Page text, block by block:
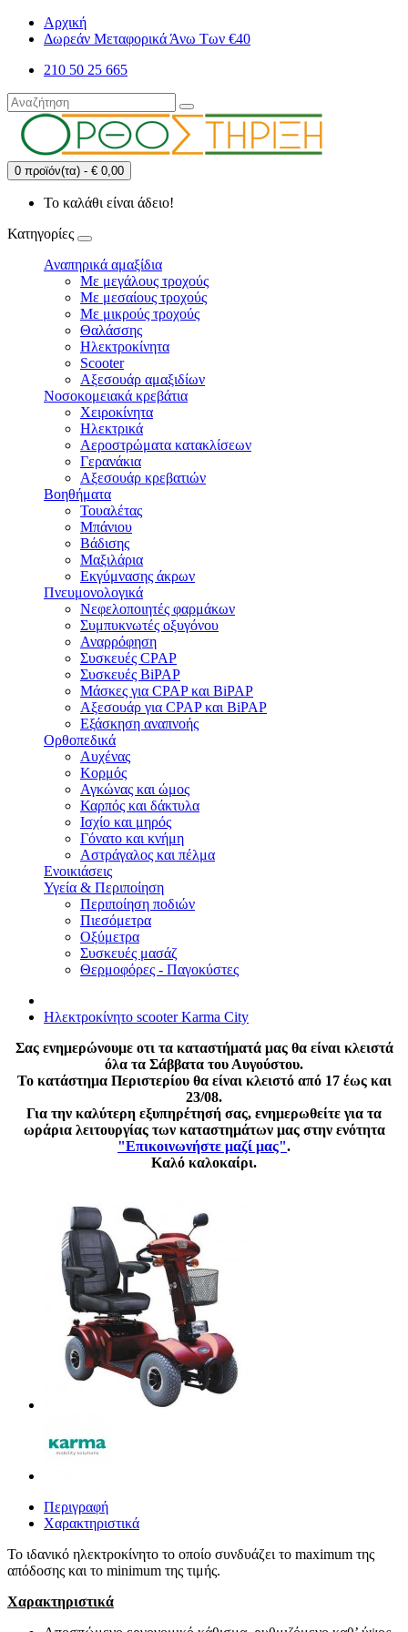
Αρχική
Δωρεάν Μεταφορικά Άνω Των €40
210 50 25 665
0 προϊόν(τα) - € 0,00
Το καλάθι είναι άδειο!
Κατηγορίες
Αναπηρικά αμαξίδια
Με μεγάλους τροχούς
Με μεσαίους τροχούς
Με μικρούς τροχούς
Θαλάσσης
Ηλεκτροκίνητα
Scooter
Αξεσουάρ αμαξιδίων
Νοσοκομειακά κρεβάτια
Χειροκίνητα
Ηλεκτρικά
Αεροστρώματα κατακλίσεων
Γερανάκια
Αξεσουάρ κρεβατιών
Βοηθήματα
Τουαλέτας
Μπάνιου
Βάδισης
Μαξιλάρια
Εκγύμνασης άκρων
Πνευμονολογικά
Νεφελοποιητές φαρμάκων
Συμπυκνωτές οξυγόνου
Αναρρόφηση
Συσκευές CPAP
Συσκευές BiPAP
Μάσκες για CPAP και BiPAP
Αξεσουάρ για CPAP και BiPAP
Εξάσκηση αναπνοής
Ορθοπεδικά
Αυχένας
Κορμός
Αγκώνας και ώμος
Καρπός και δάκτυλα
Ισχίο και μηρός
Γόνατο και κνήμη
Αστράγαλος και πέλμα
Ενοικιάσεις
Υγεία & Περιποίηση
Περιποίηση ποδιών
Πιεσόμετρα
Οξύμετρα
Συσκευές μασάζ
Θερμοφόρες - Παγοκύστες
Ηλεκτροκίνητο scooter Karma City
Σας ενημερώνουμε οτι τα καταστήματά μας θα είναι κλειστά
όλα τα Σάββατα του Αυγούστου.
Το κατάστημα Περιστερίου θα είναι κλειστό από 17 έως και
23/08.
Για την καλύτερη εξυπηρέτησή σας, ενημερωθείτε για τα
ωράρια λειτουργίας των καταστημάτων μας στην ενότητα
"Επικοινωνήστε μαζί μας".
Καλό καλοκαίρι.
Περιγραφή
Χαρακτηριστικά
Το ιδανικό ηλεκτροκίνητο το οποίο συνδυάζει το maximum της
απόδοσης και το minimum της τιμής.
Χαρακτηριστικά